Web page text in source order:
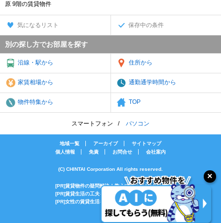
原 9階の賃貸物件
気になるリスト 保存中の条件
別の探し方でお部屋を探す
沿線・駅から 住所から
家賃相場から 通勤通学時間から
物件特集から TOP
スマートフォン パソコン
地域一覧 アーカイブ
サイトマップ
個人情報
免責 お問合せ 会社案内
(C) CHINTAI Corporation All rights reserved.
[PR]賃貸物件の疑問解決！教えてエイブルAGENT
[PR]賃貸生活の工夫を紹介！CHINTAI情報局
[PR]女性の賃貸生活を応援！Woman.CHINTAI